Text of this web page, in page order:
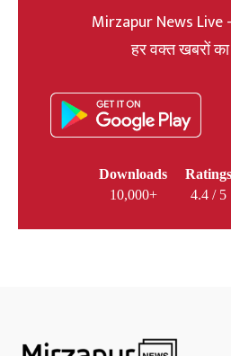
Mirzapur News Live
हर वक्त खबरों
Downloads
10,000+
Ratings
4.4 / 5